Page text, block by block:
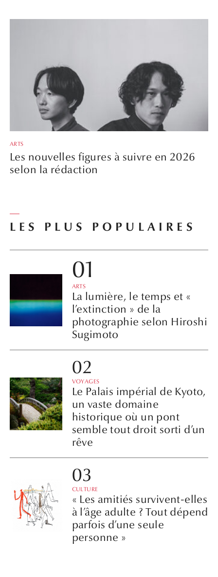
ARTS
Les nouvelles figures à suivre en 2026
selon la rédaction
LES PLUS POPULAIRES
ARTS
La lumière, le temps et «
l’extinction » de la
photographie selon Hiroshi
Sugimoto
VOYAGES
Le Palais impérial de Kyoto,
un vaste domaine
historique où un pont
semble tout droit sorti d’un
rêve
CULTURE
« Les amitiés survivent-elles
à l’âge adulte ? Tout dépend
parfois d’une seule
personne »